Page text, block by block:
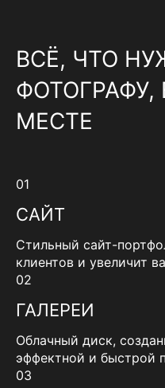
ВСЁ, ЧТО
МЕСТЕ
01
САЙТ
Стильный сайт-
клиентов и увеличит
02
ГАЛЕРЕИ
Облачный диск,
эффектной и быстрой
03